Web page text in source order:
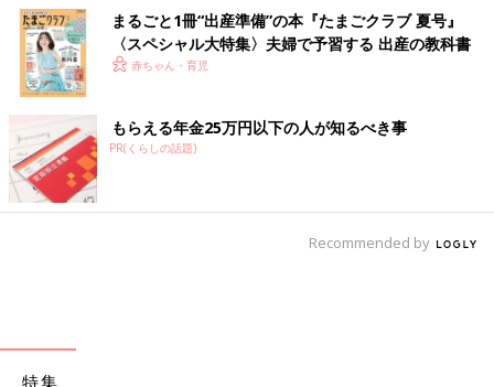
妊娠日数・生後日数に合わせて専門家のアドバイスを毎日お届
け。同じ出産月のママ同士で情報交換したり、励ましあったりで
きる「ルーム」や、写真だけでは伝わらない”できごと”を簡単に
記録できる「成長きろく」も大人気！
まるごと1冊“出産準備”の本『たまごクラブ 夏号』
〈スペシャル大特集〉夫婦で予習する 出産の教科書
赤ちゃん・育児
もらえる年金25万円以下の人が知るべき事
PR(くらしの話題)
Recommended by
特集